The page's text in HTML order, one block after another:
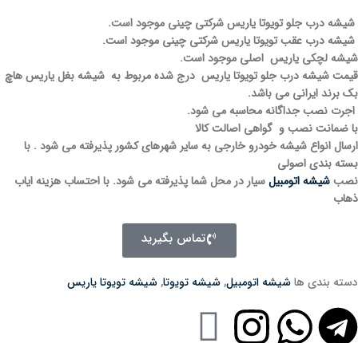
شیشه درب جلو تویوتا یاریس شرکتی چینی موجود است.
شیشه درب عقب تویوتا یاریس شرکتی چینی موجود است.
شیشه لچکی یاریس اصلی موجود است.
قیمت شیشه درب جلو تویوتا یاریس درج شده مربوط به شیشه بغل یاریس هاچ
بک برند ایرانی می باشد.
اجرت نصب جداگانه محاسبه می شود.
با ضمانت نصب و گواهی اصالت کالا
ارسال انواع شیشه خودرو خارجی به سایر شهرهای کشور پذیرفته می شود . با
بسته بندی اصولی
نصبشیشه اتومبیلسیار در محل شما پذیرفته می شود. با احتساب هزینه ایاب
ذهاب
تماس بگیرید
دسته بندی هاشیشه اتومبیل,شیشه تویوتا,شیشه تویوتا یاریس